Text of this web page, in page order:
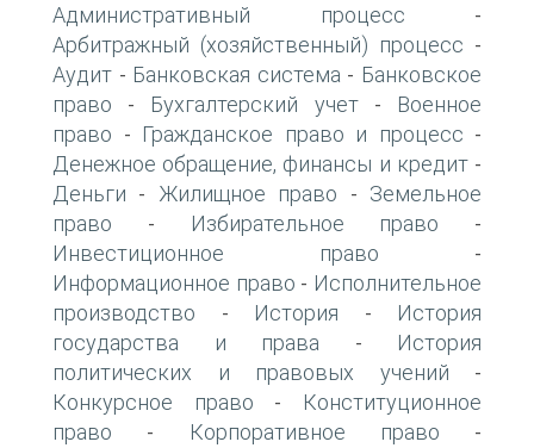
Административный процесс -
Арбитражный (хозяйственный) процесс -
Аудит - Банковская система - Банковское
право - Бухгалтерский учет-
Военное
право - Гражданское право и процесс -
Денежное обращение, финансы и кредит-
Деньги - Жилищное право - Земельное
право - Избирательное право -
Инвестиционное право -
Информационное право - Исполнительное
производство - История -
История
государства и права -
История
политических и правовых учений -
Конкурсное право -
Конституционное
право - Корпоративное право -